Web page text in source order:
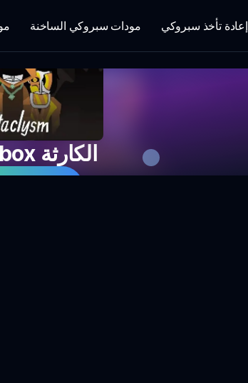
مودات سبروكي الساخنة إعادة تأخذ سبروكي
Incredibox الكارثة